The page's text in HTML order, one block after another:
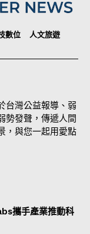
數位
人文旅遊
台灣公益報導、弱
勢發聲，傳遞人間
，與您一起用愛點
攜手產業推動科